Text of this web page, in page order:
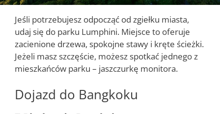
Jeśli potrzebujesz odpocząć od zgiełku miasta,
udaj się do parku Lumphini. Miejsce to oferuje
zacienione drzewa, spokojne stawy i kręte ścieżki.
Jeżeli masz szczęście, możesz spotkać jednego z
mieszkańców parku – jaszczurkę monitora.
Dojazd do Bangkoku